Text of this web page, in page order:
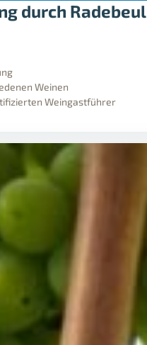
durch Radebeul
Weinen
Weingastführer